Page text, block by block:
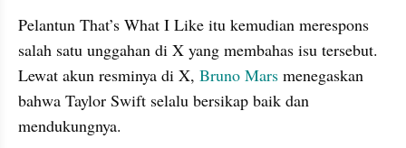
Pelantun That’s What I Like itu kemudian merespons
salah satu unggahan di X yang membahas isu tersebut.
Lewat akun resminya di X, Bruno Mars menegaskan
bahwa Taylor Swift selalu bersikap baik dan
mendukungnya.